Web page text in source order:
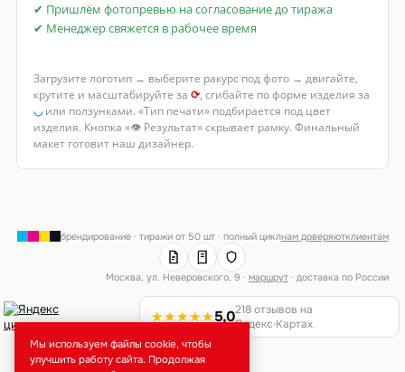
✔ Пришлём фотопревью на согласование до тиража
✔ Менеджер свяжется в рабочее время
Загрузите логотип → выберите ракурс под фото → двигайте,
крутите и масштабируйте за ⟳, сгибайте по форме изделия за
◡или ползунками. «Тип печати» подбирается под цвет
изделия. Кнопка «👁 Результат» скрывает рамку. Финальный
макет готовит наш дизайнер.
брендирование · тиражи от 50 шт · полный циклнам доверяютклиентам
Москва, ул. Неверовского, 9 ·маршрут · доставка по России
★★★★★5,0218 отзывов на
Яндекс·Картах
Мы используем файлы cookie, чтобы
улучшить работу сайта. Продолжая